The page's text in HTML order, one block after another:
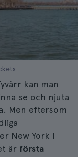
kan man
se och njuta
Men eftersom
New York i
är första